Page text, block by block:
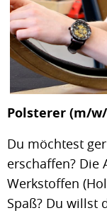
Polsterer (m/
Du möchtest
erschaffen? Die
Werkstoffen
Spaß? Du willst